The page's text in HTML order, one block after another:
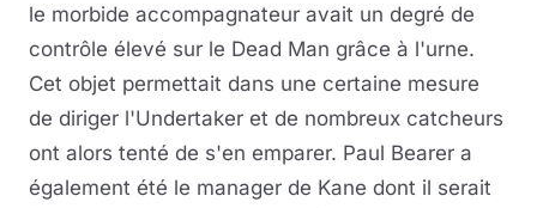
le morbide accompagnateur avait un degré de
contrôle élevé sur le Dead Man grâce à l'urne.
Cet objet permettait dans une certaine mesure
de diriger l'Undertaker et de nombreux catcheurs
ont alors tenté de s'en emparer. Paul Bearer a
également été le manager de Kane dont il serait